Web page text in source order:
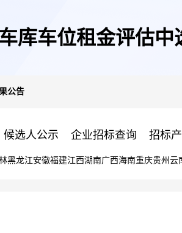
库车位租金评估中
公告
候选人公示 企业招标查询 招标
黑龙江安徽福建江西湖南广西海南重庆贵州 云